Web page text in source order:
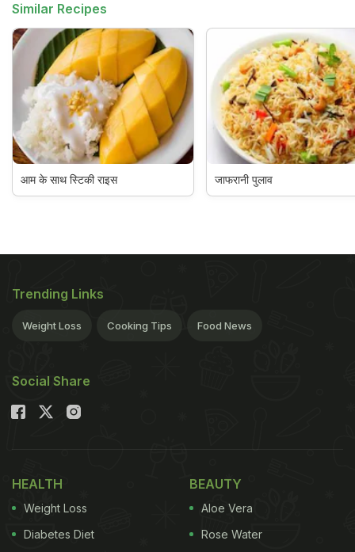
Similar Recipes
आम के साथ स्टिकी राइस जाफरानी पुलाव
Trending Links
Weight Loss Cooking Tips Food News
Social Share
HEALTH
Weight Loss
Diabetes Diet
BEAUTY
Aloe Vera
Rose Water